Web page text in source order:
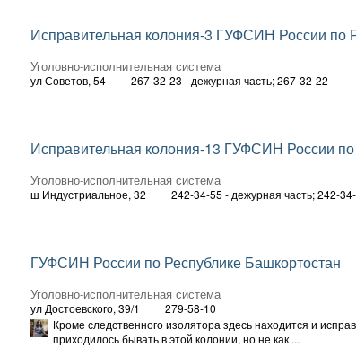
Исправительная колония-3 ГУФСИН России по
Уголовно-исполнительная система
ул Советов, 54 267-32-23 - дежурная часть; 267-32-22
Исправительная колония-13 ГУФСИН России
Уголовно-исполнительная система
ш Индустриальное, 32 242-34-55 - дежурная часть; 242-
ГУФСИН России по Республике Башкортостан
Уголовно-исполнительная система
ул Достоевского, 39/1 279-58-10
Кроме следственного изолятора здесь находится и
приходилось бывать в этой колонии, но не как ...